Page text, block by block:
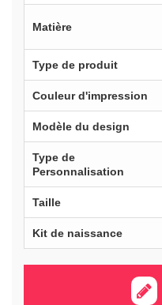
Matière
Type de produit
Couleur d'impression
Modèle du design
Type de
Personnalisation
Taille
Kit de naissance